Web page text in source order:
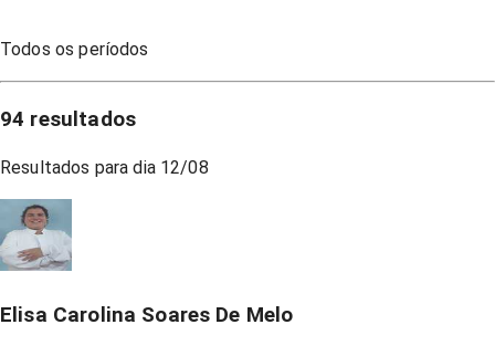
Todos os períodos
94 resultados
Resultados para dia 12/08
Elisa Carolina Soares De Melo